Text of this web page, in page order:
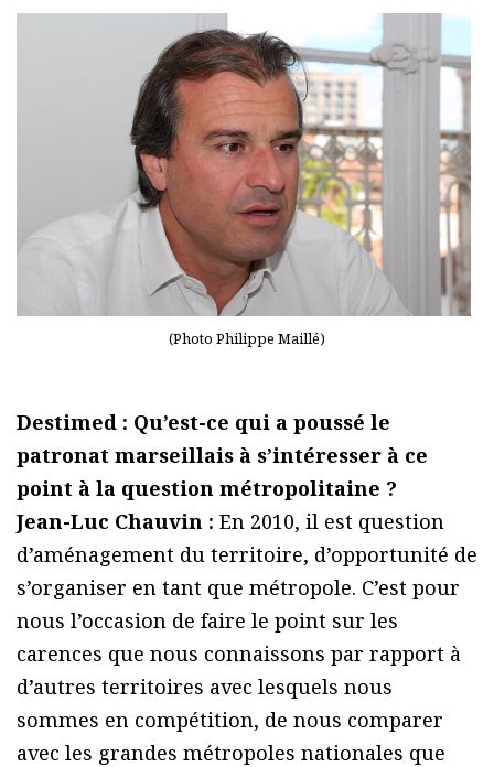
(Photo Philippe Maillé)
Destimed : Qu’est-ce qui a poussé le
patronat marseillais à s’intéresser à ce
point à la question métropolitaine ?
Jean-Luc Chauvin : En 2010, il est question
d’aménagement du territoire, d’opportunité de
s’organiser en tant que métropole. C’est pour
nous l’occasion de faire le point sur les
carences que nous connaissons par rapport à
d’autres territoires avec lesquels nous
sommes en compétition, de nous comparer
avec les grandes métropoles nationales que